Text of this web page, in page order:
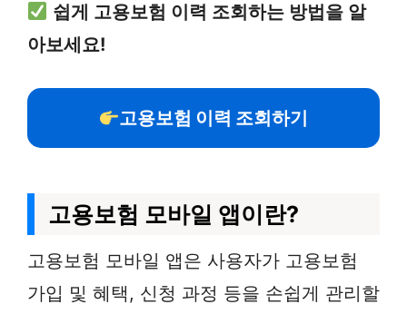
쉽게 고용보험 이력 조회하는 방법을 알
아보세요!
고용보험 이력 조회하기
고용보험 모바일 앱이란?
고용보험 모바일 앱은 사용자가 고용보험
가입 및 혜택, 신청 과정 등을 손쉽게 관리할